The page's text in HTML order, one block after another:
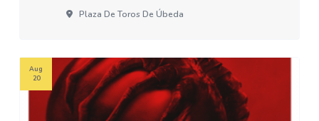
Plaza De Toros De Úbeda
Aug
20